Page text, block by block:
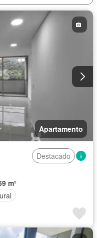
Apartamento
Destacado
m²